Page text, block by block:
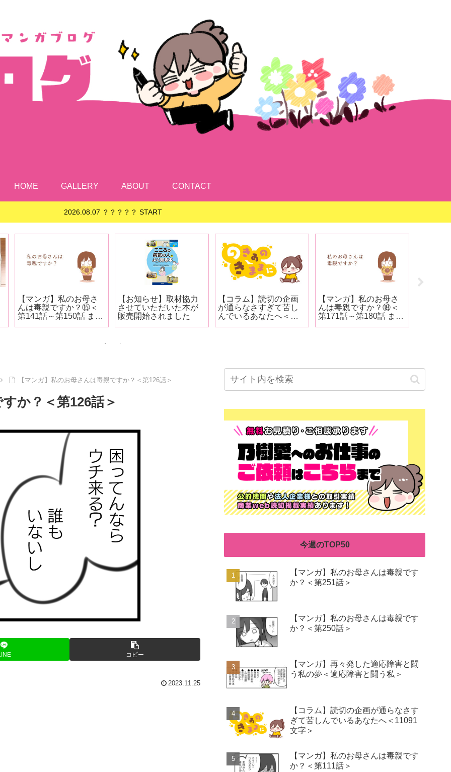
HOME GALLERY ABOUT CONTACT
2026.08.07 ？？？？？ START
【マンガ】私のお母さ
んは毒親ですか？⑮＜
第141話～第150話 まと
【お知らせ】取材協力
させていただいた本が
販売開始されました
【コラム】読切の企画
が通らなさすぎて苦し
んでいるあなたへ＜
【マンガ】私のお母さ
んは毒親ですか？⑱＜
第171話～第180話 まと
【マンガ】私のお母さんは毒親ですか？＜第126話＞
か？＜第126話＞
コピー
2023.11.25
今週のTOP50
【マンガ】私のお母さんは毒親です
か？＜第251話＞
【マンガ】私のお母さんは毒親です
か？＜第250話＞
【マンガ】再々発した適応障害と闘
う私の夢＜適応障害と闘う私＞
【コラム】読切の企画が通らなさす
ぎて苦しんでいるあなたへ＜11091
文字＞
【マンガ】私のお母さんは毒親です
か？＜第111話＞